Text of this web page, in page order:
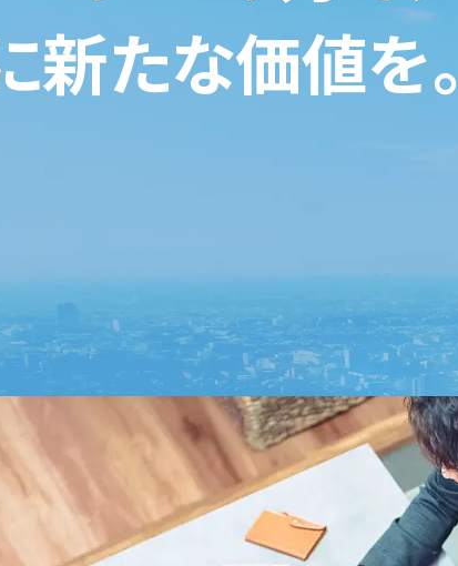
新たな価値を。